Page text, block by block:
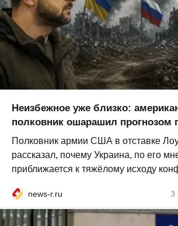
Неизбежное уже близко:
полковник ошарашил прогнозом
Полковник армии США в отставке
рассказал, почему Украина, по его
приближается к тяжёлому исходу
news-r.ru 3